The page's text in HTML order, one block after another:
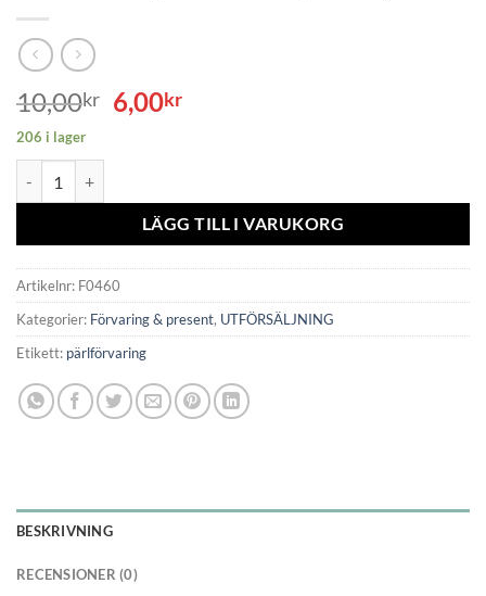
10,00kr Det
ursprungliga
10,00kr.
6,00krDet
6,00kr.
206 i lager
LÄGG TILL I VARUKORG
Artikelnr: F0460
Kategorier: Förvaring & present, UTFÖRSÄLJNING
Etikett: pärlförvaring
BESKRIVNING
RECENSIONER (0)